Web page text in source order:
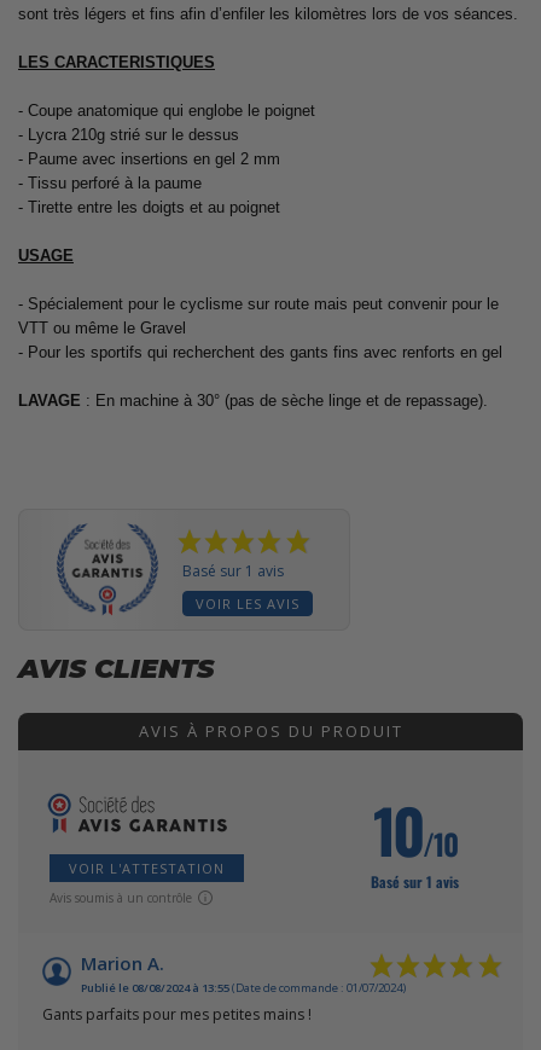
sont très légers et fins afin d’enfiler les kilomètres lors de vos séances.
LES CARACTERISTIQUES
- Coupe anatomique qui englobe le poignet
- Lycra 210g strié sur le dessus
- Paume avec insertions en gel 2 mm
- Tissu perforé à la paume
- Tirette entre les doigts et au poignet
USAGE
- Spécialement pour le cyclisme sur route mais peut convenir pour le
VTT ou même le Gravel
- Pour les sportifs qui recherchent des gants fins avec renforts en gel
LAVAGE : En machine à 30° (pas de sèche linge et de repassage).
Basé sur 1 avis
VOIR LES AVIS
AVIS CLIENTS
AVIS À PROPOS DU PRODUIT
VOIR L'ATTESTATION
Avis soumis à un contrôle
10/10
Basé sur 1 avis
Marion A.
Publié le 08/08/2024 à 13:55(Date de commande : 01/07/2024)
Gants parfaits pour mes petites mains !